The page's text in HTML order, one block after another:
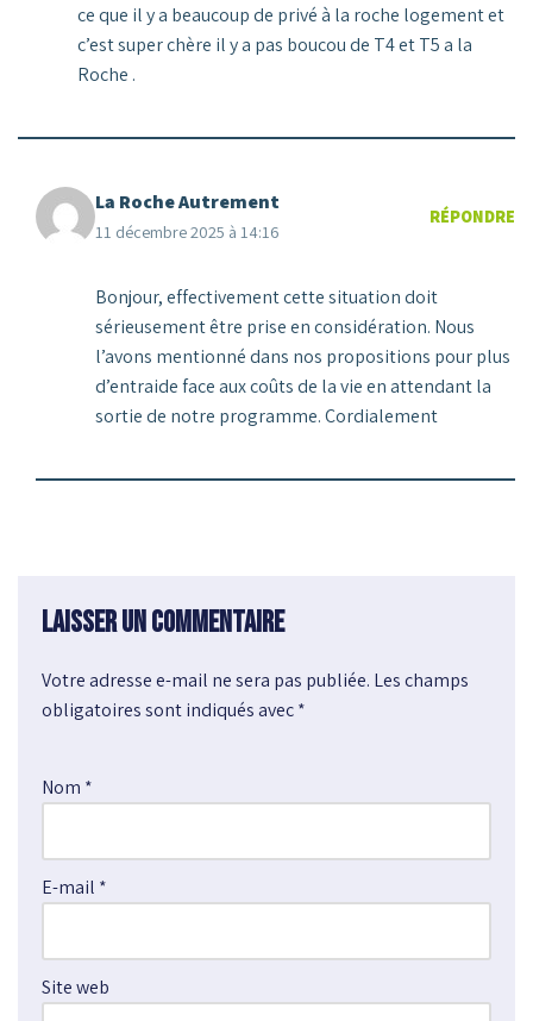
ce que il y a beaucoup de privé à la roche logement et
c’est super chère il y a pas boucou de T4 et T5 a la
Roche .
La Roche Autrement
11 décembre 2025 à 14:16
RÉPONDRE
Bonjour, effectivement cette situation doit
sérieusement être prise en considération. Nous
l’avons mentionné dans nos propositions pour plus
d’entraide face aux coûts de la vie en attendant la
sortie de notre programme. Cordialement
Laisser un commentaire
Votre adresse e-mail ne sera pas publiée. Les champs
obligatoires sont indiqués avec*
Nom *
E-mail *
Site web
A
l
r
a
t
e
: